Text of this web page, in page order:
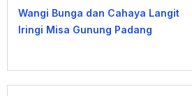
Wangi Bunga dan Cahaya Langit
Iringi Misa Gunung Padang